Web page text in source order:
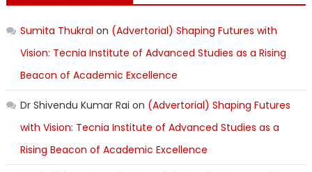
Sumita Thukral on (Advertorial) Shaping Futures with
Vision: Tecnia Institute of Advanced Studies as a Rising
Beacon of Academic Excellence
Dr Shivendu Kumar Rai on (Advertorial) Shaping Futures
with Vision: Tecnia Institute of Advanced Studies as a
Rising Beacon of Academic Excellence